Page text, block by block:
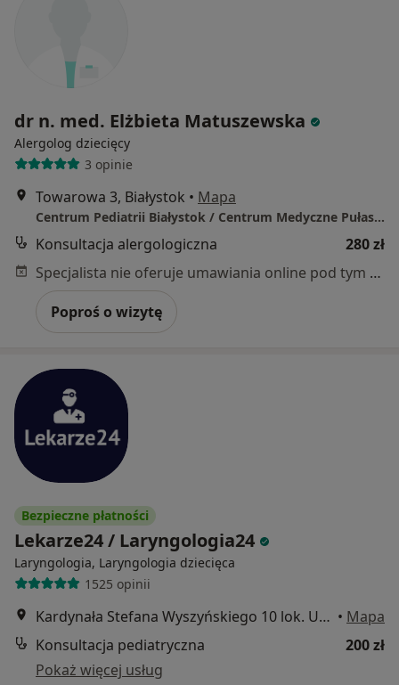
dr n. med. Elżbieta Matuszewska
Alergolog dziecięcy
3 opinie
Towarowa 3, Białystok • Mapa
Centrum Pediatrii Białystok / Centrum Medyczne Pułaskiego
Konsultacja alergologiczna
280 zł
Specjalista nie oferuje umawiania online pod tym adresem.
Poproś o wizytę
Bezpieczne płatności
Lekarze24 / Laryngologia24
Laryngologia, Laryngologia dziecięca
1525 opinii
Kardynała Stefana Wyszyńskiego 10 lok. U8, Białystok • Mapa
Konsultacja pediatryczna
200 zł
Pokaż więcej usług